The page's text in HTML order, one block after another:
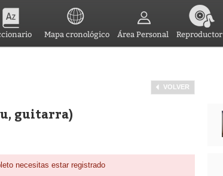
Mapa cronológico Área Personal Reproductor
VOLVER
guitarra)
necesitas estar registrado